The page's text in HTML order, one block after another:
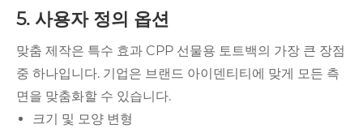
5. 사용자 정의 옵션
맞춤 제작은 특수 효과 CPP 선물용 토트백의 가장 큰 장점
중 하나입니다. 기업은 브랜드 아이덴티티에 맞게 모든 측
면을 맞춤화할 수 있습니다.
크기 및 모양 변형